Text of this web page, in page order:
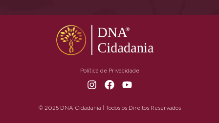
© 2025 DNA Cidadania | Todos os Direitos Reservados
Política de Privacidade